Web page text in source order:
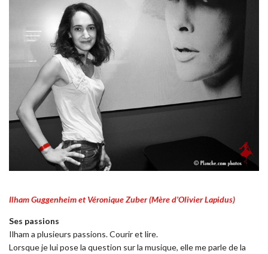
Ilham Guggenheim et Véronique Zuber (Mère d’Olivier Lapidus)
Ses passions
Ilham a plusieurs passions. Courir et lire.
Lorsque je lui pose la question sur la musique, elle me parle de la